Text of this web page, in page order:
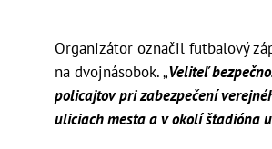
Organizátor označil futbalový
na dvojnásobok. „Veliteľ
policajtov pri zabezpečení
uliciach mesta a v okolí štadióna